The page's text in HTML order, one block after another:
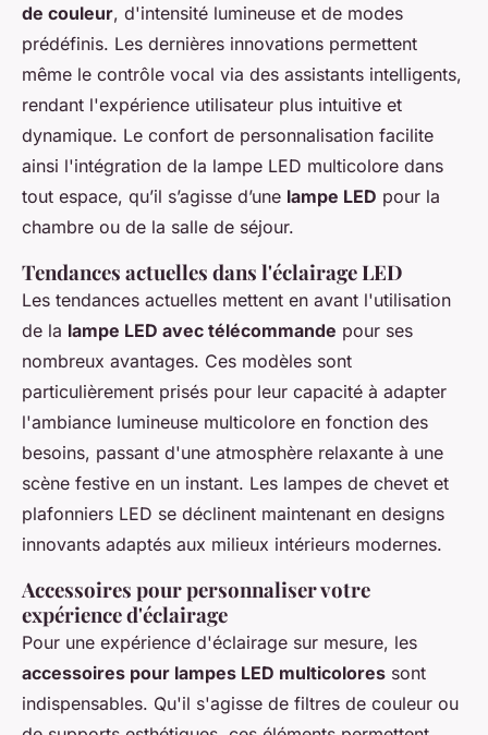
de couleur, d'intensité lumineuse et de modes
prédéfinis. Les dernières innovations permettent
même le contrôle vocal via des assistants intelligents,
rendant l'expérience utilisateur plus intuitive et
dynamique. Le confort de personnalisation facilite
ainsi l'intégration de la lampe LED multicolore dans
tout espace, qu’il s’agisse d’une lampe LED pour la
chambre ou de la salle de séjour.
Tendances actuelles dans l'éclairage LED
Les tendances actuelles mettent en avant l'utilisation
de la lampe LED avec télécommande pour ses
nombreux avantages. Ces modèles sont
particulièrement prisés pour leur capacité à adapter
l'ambiance lumineuse multicolore en fonction des
besoins, passant d'une atmosphère relaxante à une
scène festive en un instant. Les lampes de chevet et
plafonniers LED se déclinent maintenant en designs
innovants adaptés aux milieux intérieurs modernes.
Accessoires pour personnaliser votre
expérience d'éclairage
Pour une expérience d'éclairage sur mesure, les
accessoires pour lampes LED multicolores sont
indispensables. Qu'il s'agisse de filtres de couleur ou